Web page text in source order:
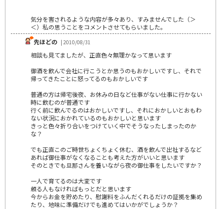
気分を害されるような内容が多々あり、すみませんでした（＞
＜）私の思うことをコメントさせてもらいました。
先ほどの | 2010/08/31
相談も見てましたが、正直色々無理かなって思います
御酒を飲んで会社に行こうとか思うのもおかしいですし、それで
帰ってきたことに怒ってるのもおかしいです
普通の方は帰宅後夜、お休みの日など仕事がない仕事に行かない
時に飲むのが普通です
行く前に飲んでるのはおかしいですし、それにおかしいとおもわ
ない状況におかれているのもおかしいと思います
きっと色々折り合いをつけていく中でそうなったしまったのか
な？
でも正直このご時世ちょくちょく休む、酒を飲んで出社するなど
あれば御仕事がなくなることも考えた方がいいと思います
そのときでも旦那さんを養いながら夜の御仕事をしたいですか？
一人で育てるのは大変です
頼る人もなければもっとだと思います
今からお金を貯めたり、慰謝料をふんだくれるだけの証拠を集め
たり、地味に準備だけでも進めてはいかがでしょうか？